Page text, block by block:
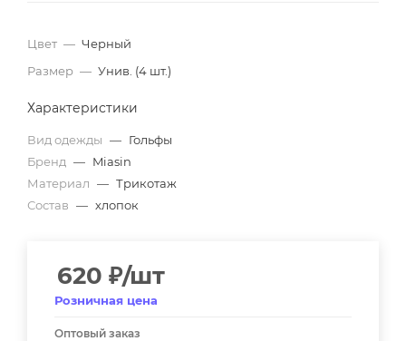
Цвет — Черный
Размер — Унив. (4 шт.)
Характеристики
Вид одежды — Гольфы
Бренд — Miasin
Материал — Трикотаж
Состав — хлопок
620 ₽/шт
Розничная цена
Оптовый заказ